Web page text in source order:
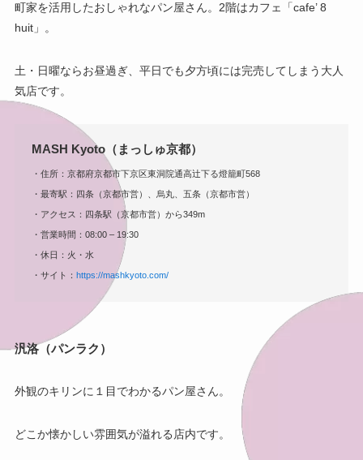
町家を活用したおしゃれなパン屋さん。2階はカフェ「cafe’ 8
huit」。
土・日曜ならお昼過ぎ、平日でも夕方頃には完売してしまう大人
気店です。
MASH Kyoto（まっしゅ京都）
・住所：京都府京都市下京区東洞院通高辻下る燈籠町568
・最寄駅：四条（京都市営）、烏丸、五条（京都市営）
・アクセス：四条駅（京都市営）から349m
・営業時間：08:00 – 19:30
・休日：火・水
・サイト： https://mashkyoto.com/
汎洛（パンラク）
外観のキリンに１目でわかるパン屋さん。
どこか懐かしい雰囲気が溢れる店内です。